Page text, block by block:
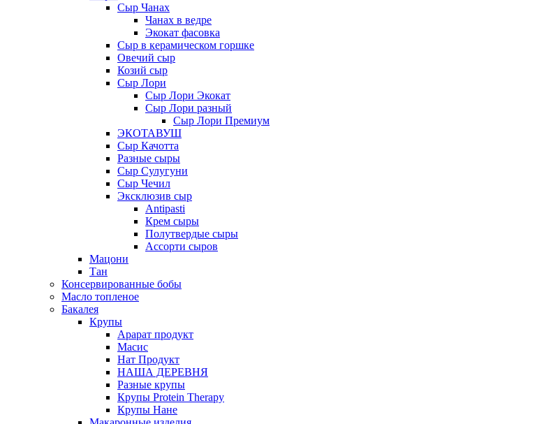
Сыр Чанах
Чанах в ведре
Экокат фасовка
Сыр в керамическом горшке
Овечий сыр
Козий сыр
Сыр Лори
Сыр Лори Экокат
Сыр Лори разный
Сыр Лори Премиум
ЭКОТАВУШ
Сыр Качотта
Разные сыры
Сыр Сулугуни
Сыр Чечил
Эксклюзив сыр
Antipasti
Крем сыры
Полутвердые сыры
Ассорти сыров
Мацони
Тан
Консервированные бобы
Масло топленое
Бакалея
Крупы
Арарат продукт
Масис
Нат Продукт
НАША ДЕРЕВНЯ
Разные крупы
Крупы Protein Therapy
Крупы Нане